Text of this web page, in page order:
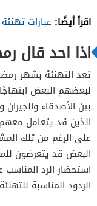
اقرأ أيضًا: عبارات
اذا احد قال
تعد التهنئة بشهر
لبعضهم البعض
بين الأصدقاء
الذين قد يتعامل
على الرغم من تلك
البعض قد يتعرضون
استحضار الرد المناسب
الردود المناسبة